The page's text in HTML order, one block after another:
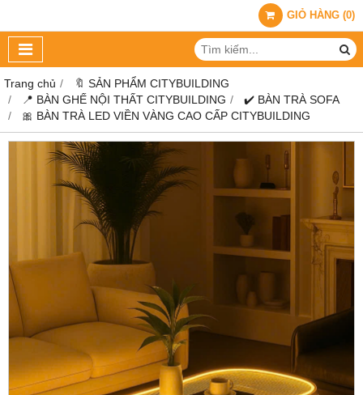
GIỎ HÀNG (0)
Trang chủ
🔖 SẢN PHẨM CITYBUILDING
📍 BÀN GHẾ NỘI THẤT CITYBUILDING
✔️ BÀN TRÀ SOFA
🎀 BÀN TRÀ LED VIỀN VÀNG CAO CẤP CITYBUILDING